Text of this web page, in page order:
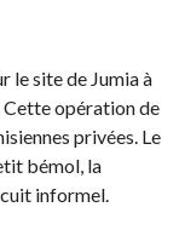
le site de Jumia à
Cette opération de
privées. Le
bémol, la
informel.